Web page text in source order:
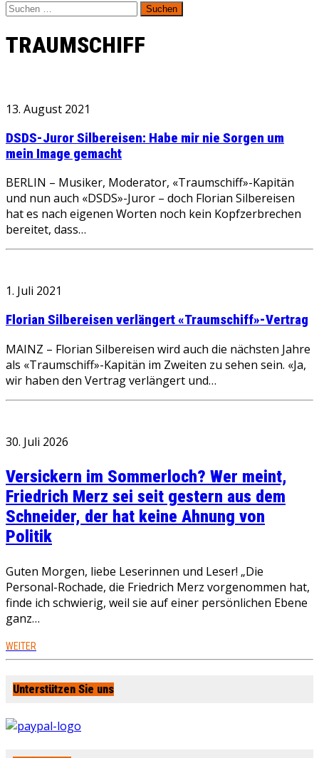
Suchen
nach:
TRAUMSCHIFF
13. August 2021
DSDS-Juror Silbereisen: Habe mir nie Sorgen um
mein Image gemacht
BERLIN – Musiker, Moderator, «Traumschiff»-Kapitän
und nun auch «DSDS»-Juror – doch Florian Silbereisen
hat es nach eigenen Worten noch kein Kopfzerbrechen
bereitet, dass…
1. Juli 2021
Florian Silbereisen verlängert «Traumschiff»-Vertrag
MAINZ – Florian Silbereisen wird auch die nächsten Jahre
als «Traumschiff»-Kapitän im Zweiten zu sehen sein. «Ja,
wir haben den Vertrag verlängert und…
30. Juli 2026
Versickern im Sommerloch? Wer meint,
Friedrich Merz sei seit gestern aus dem
Schneider, der hat keine Ahnung von
Politik
Guten Morgen, liebe Leserinnen und Leser! „Die
Personal-Rochade, die Friedrich Merz vorgenommen hat,
finde ich schwierig, weil sie auf einer persönlichen Ebene
ganz…
WEITER
Unterstützen Sie uns